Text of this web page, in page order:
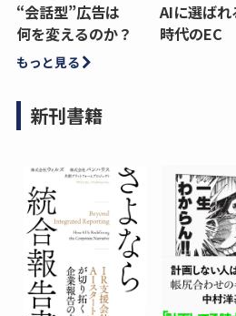
“会話型”広告は
何を変えるのか？
AIに選ばれ
時代のEC
もっと見る
新刊書籍